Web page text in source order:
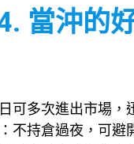
當沖的
可多次進出市場，
：不持倉過夜，可避